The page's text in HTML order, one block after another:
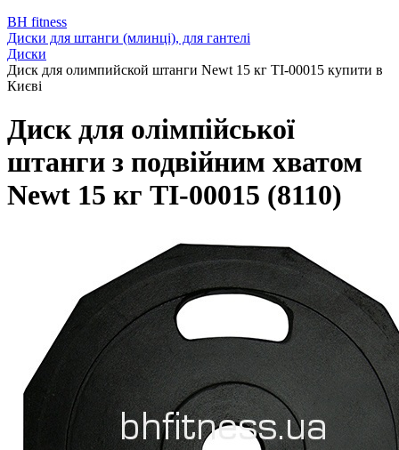
BH fitness
Диски для штанги (млинці), для гантелі
Диски
Диск для олимпийской штанги Newt 15 кг TI-00015 купити в
Києві
Диск для олімпійської
штанги з подвійним хватом
Newt 15 кг TI-00015 (8110)